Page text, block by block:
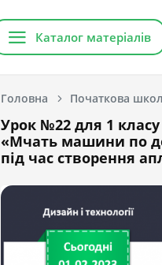
Каталог матеріалів
Головна Початкова
Урок №22 для 1
«Мчать машини по
під час створення